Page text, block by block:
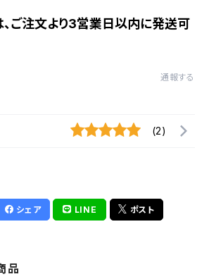
ご注文より3営業日以内に発送可
通報する
(2)
シェア LINE ポスト
品